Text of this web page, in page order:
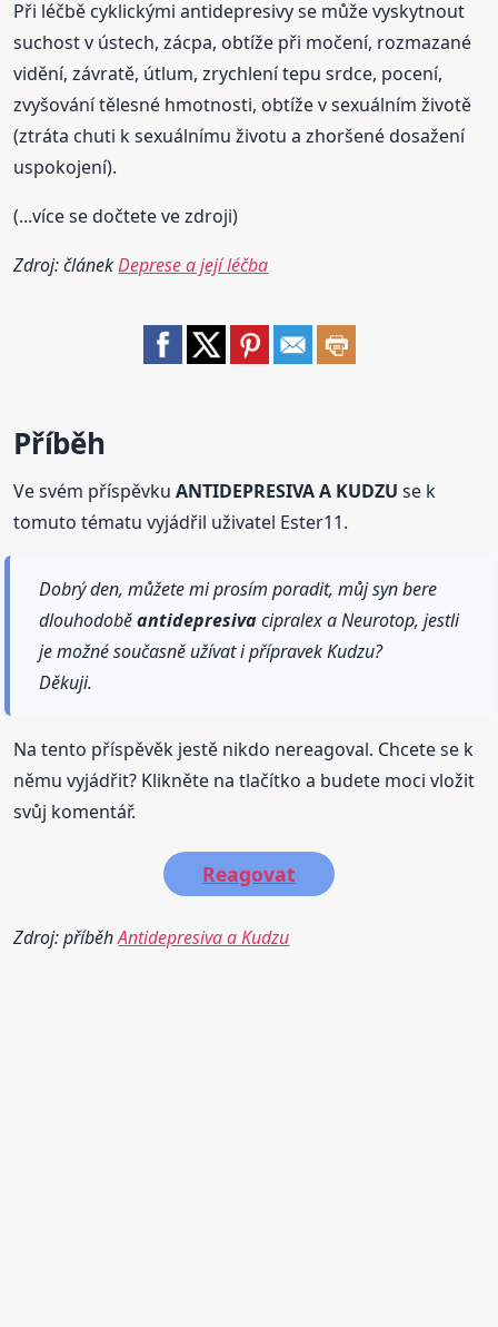
Při léčbě cyklickými antidepresivy se může vyskytnout
suchost v ústech, zácpa, obtíže při močení, rozmazané
vidění, závratě, útlum, zrychlení tepu srdce, pocení,
zvyšování tělesné hmotnosti, obtíže v sexuálním životě
(ztráta chuti k sexuálnímu životu a zhoršené dosažení
uspokojení).
(...více se dočtete ve zdroji)
Zdroj: článekDeprese a její léčba
Příběh
Ve svém příspěvkuANTIDEPRESIVA A KUDZU se k
tomuto tématu vyjádřil uživatel Ester11.
Dobrý den, můžete mi prosím poradit, můj syn bere
dlouhodoběantidepresivacipralex a Neurotop, jestli
je možné současně užívat i přípravek Kudzu?
Děkuji.
Na tento příspěvěk jestě nikdo nereagoval. Chcete se k
němu vyjádřit? Klikněte na tlačítko a budete moci vložit
svůj komentář.
Reagovat
Zdroj: příběhAntidepresiva a Kudzu